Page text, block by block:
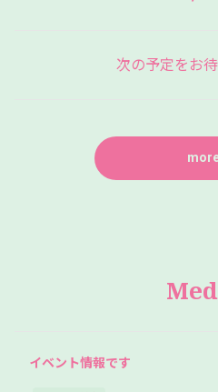
次の予定をお
イベント情報です